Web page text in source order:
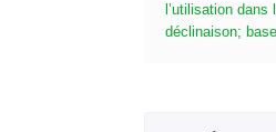
l’utilisation
déclinaison;